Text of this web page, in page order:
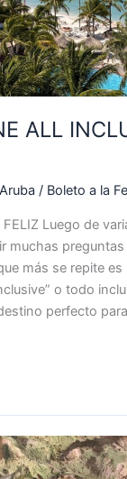
ALL
Aruba / Boleto a la
FELIZ Luego de
muchas
más se repite
o todo
perfecto